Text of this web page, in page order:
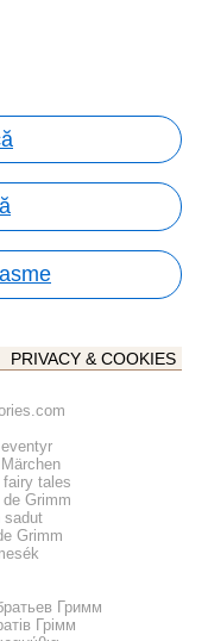
PRIVACY & COOKIES
tales
Grimm
sadut
Grimm
Гримм
Грімм